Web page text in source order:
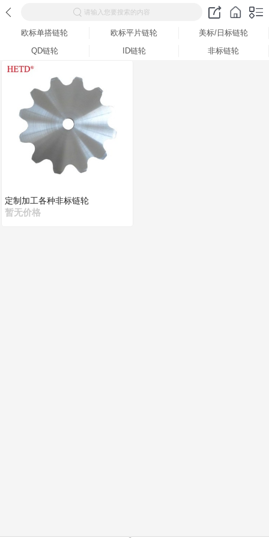
请输入您要搜索的内容
欧标单搭链轮 欧标平片链轮
美标/日标链轮
QD链轮
ID链轮 非标链轮
定制加工各种非标链轮
暂无价格